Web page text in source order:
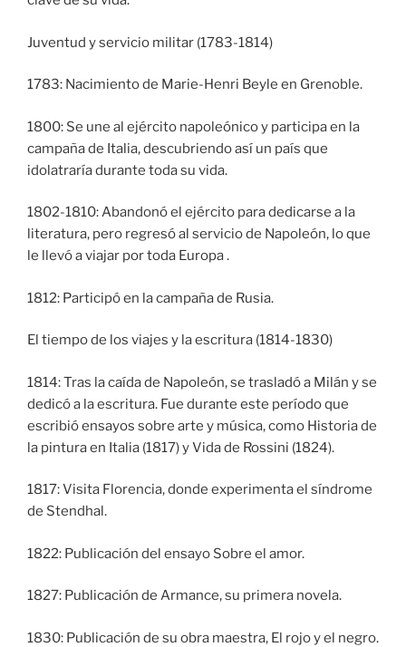
Juventud y servicio militar (1783-1814)
1783: Nacimiento de Marie-Henri Beyle en Grenoble.
1800: Se une al ejército napoleónico y participa en la
campaña de Italia, descubriendo así un país que
idolatraría durante toda su vida.
1802-1810: Abandonó el ejército para dedicarse a la
literatura, pero regresó al servicio de Napoleón, lo que
le llevó a viajar por toda Europa .
1812: Participó en la campaña de Rusia.
El tiempo de los viajes y la escritura (1814-1830)
1814: Tras la caída de Napoleón, se trasladó a Milán y se
dedicó a la escritura. Fue durante este período que
escribió ensayos sobre arte y música, como Historia de
la pintura en Italia (1817) y Vida de Rossini (1824).
1817: Visita Florencia, donde experimenta el síndrome
de Stendhal.
1822: Publicación del ensayo Sobre el amor.
1827: Publicación de Armance, su primera novela.
1830: Publicación de su obra maestra, El rojo y el negro.